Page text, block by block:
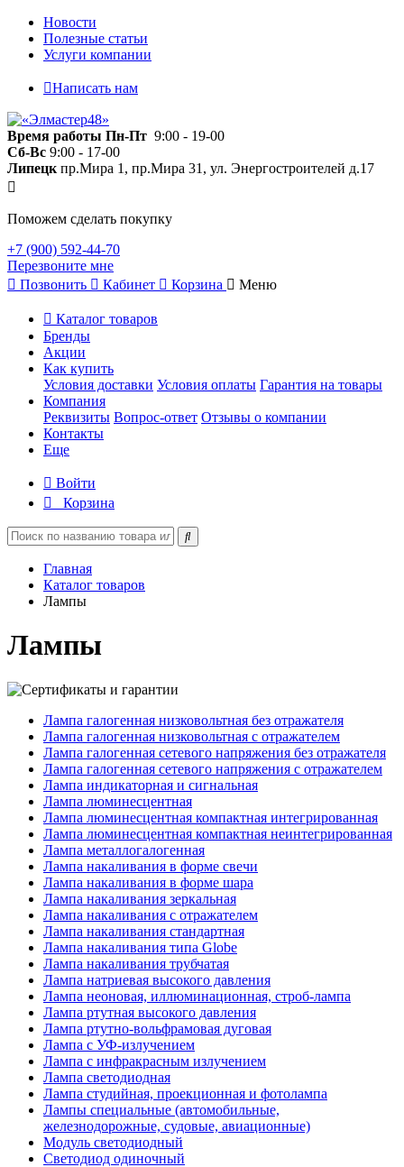
Новости
Полезные статьи
Услуги компании
Написать нам
Время работы Пн-Пт 9:00 - 19-00
Сб-Вс 9:00 - 17-00
Липецк пр.Мира 1, пр.Мира 31, ул. Энергостроителей д.17
Поможем сделать покупку
+7 (900) 592-44-70
Перезвоните мне
Позвонить
Кабинет Корзина Меню
Каталог товаров
Бренды
Акции
Как купить
Условия доставки Условия оплаты Гарантия на товары
Компания
Реквизиты Вопрос-ответ Отзывы о компании
Контакты
Еще
Войти
Корзина
Главная
Каталог товаров
Лампы
Лампы
Лампа галогенная низковольтная без отражателя
Лампа галогенная низковольтная с отражателем
Лампа галогенная сетевого напряжения без отражателя
Лампа галогенная сетевого напряжения с отражателем
Лампа индикаторная и сигнальная
Лампа люминесцентная
Лампа люминесцентная компактная интегрированная
Лампа люминесцентная компактная неинтегрированная
Лампа металлогалогенная
Лампа накаливания в форме свечи
Лампа накаливания в форме шара
Лампа накаливания зеркальная
Лампа накаливания с отражателем
Лампа накаливания стандартная
Лампа накаливания типа Globe
Лампа накаливания трубчатая
Лампа натриевая высокого давления
Лампа неоновая, иллюминационная, строб-лампа
Лампа ртутная высокого давления
Лампа ртутно-вольфрамовая дуговая
Лампа с УФ-излучением
Лампа с инфракрасным излучением
Лампа светодиодная
Лампа студийная, проекционная и фотолампа
Лампы специальные (автомобильные,
железнодорожные, судовые, авиационные)
Модуль светодиодный
Светодиод одиночный